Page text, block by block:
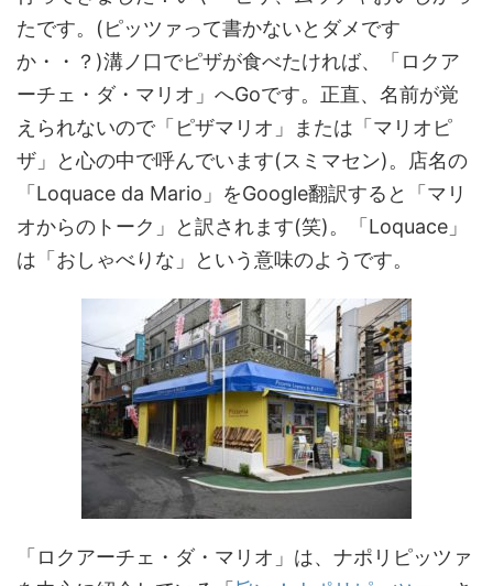
たです。(ピッツァって書かないとダメです
か・・？)溝ノ口でピザが食べたければ、「ロクア
ーチェ・ダ・マリオ」へGoです。正直、名前が覚
えられないので「ピザマリオ」または「マリオピ
ザ」と心の中で呼んでいます(スミマセン)。店名の
「Loquace da Mario」をGoogle翻訳すると「マリ
オからのトーク」と訳されます(笑)。「Loquace」
は「おしゃべりな」という意味のようです。
「ロクアーチェ・ダ・マリオ」は、ナポリピッツァ